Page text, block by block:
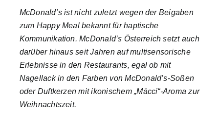
Nachhaltigkeit
Magazin
Über uns
Suche
McDonald’s ist nicht zuletzt wegen der Beigaben
zum Happy Meal bekannt für haptische
Kommunikation. McDonald’s Österreich setzt auch
darüber hinaus seit Jahren auf multisensorische
Erlebnisse in den Restaurants, egal ob mit
Nagellack in den Farben von McDonald’s-Soßen
oder Duftkerzen mit ikonischem „Mäcci“-Aroma zur
Weihnachtszeit.